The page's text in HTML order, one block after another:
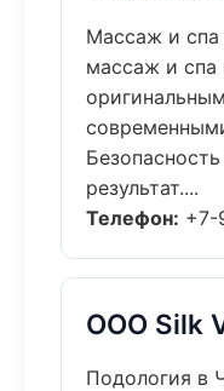
Массаж и спа
массаж и спа
результат....
Телефон: +7-
ООО Silk
Подология в